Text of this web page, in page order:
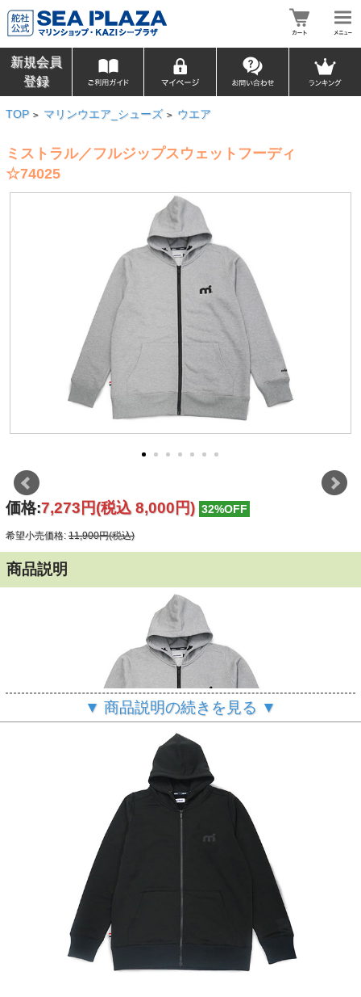
新規会員
登録
TOP > マリンウエア_シューズ > ウエア
ミストラル／フルジップスウェットフーディ
☆74025
価格:7,273円(税込 8,000円) 32%OFF
希望小売価格:11,900円(税込)
商品説明
さらりとした肌ざわりのポリエステル100%でありながら、
表面はコットンのようなナチュラルな質感のスウェットフー
コットンと比較すると、軽く、吸収した水分が速く乾きま
また、縮みにくく形態安定性にも優れています。
▼ 商品説明の続きを見る ▼